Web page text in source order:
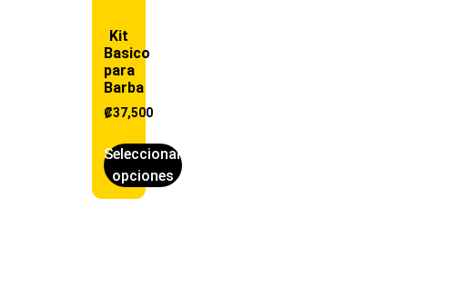
Kit
Basico
para
Barba
₡37,500
Seleccionar
opciones